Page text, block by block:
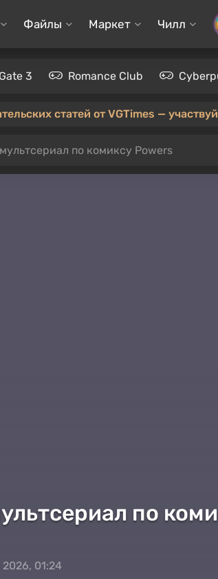
Файлы Маркет Чилл
3 Romance Club
статей от VGTimes —
по комиксу Powers
по
01:24